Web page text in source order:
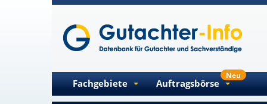
Fachgebiete Auftragsbörse
Neu